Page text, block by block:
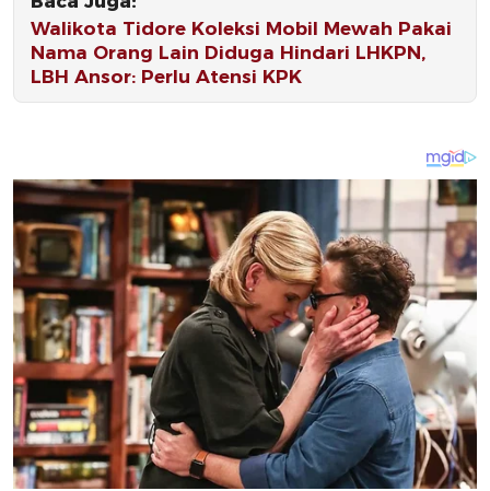
Walikota Tidore Koleksi Mobil Mewah Pakai
Nama Orang Lain Diduga Hindari LHKPN,
LBH Ansor: Perlu Atensi KPK